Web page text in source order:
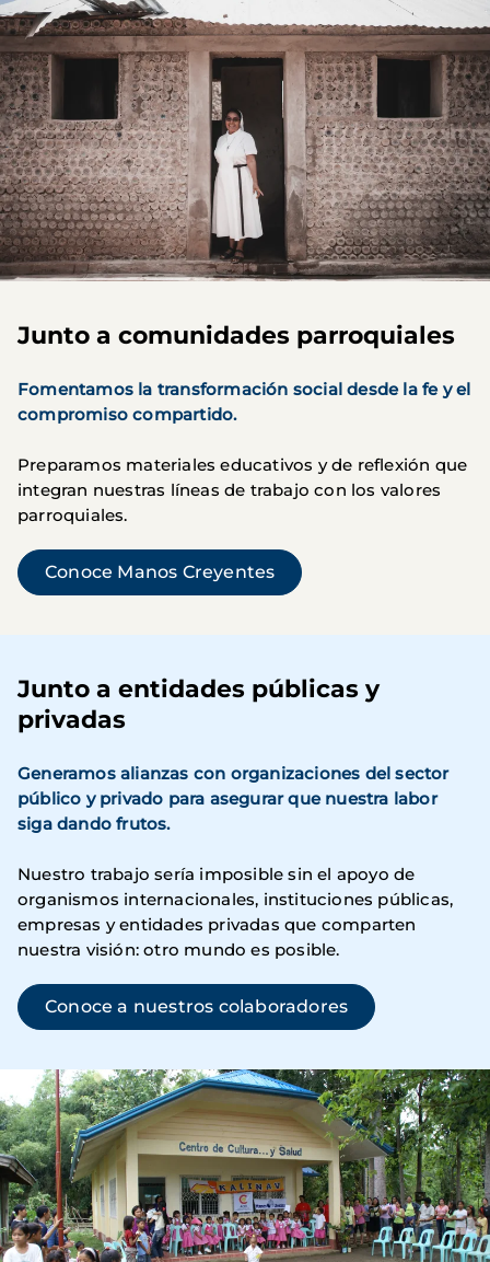
Junto a comunidades parroquiales
Fomentamos la transformación social desde la fe y el
compromiso compartido.
Preparamos materiales educativos y de reflexión que
integran nuestras líneas de trabajo con los valores
parroquiales.
Conoce Manos Creyentes
Junto a entidades públicas y
privadas
Generamos alianzas con organizaciones del sector
público y privado para asegurar que nuestra labor
siga dando frutos.
Nuestro trabajo sería imposible sin el apoyo de
organismos internacionales, instituciones públicas,
empresas y entidades privadas que comparten
nuestra visión: otro mundo es posible.
Conoce a nuestros colaboradores